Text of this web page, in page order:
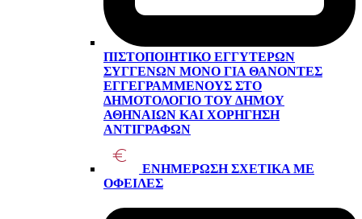
ΠΙΣΤΟΠΟΙΗΤΙΚΌ ΕΓΓΥΤΈΡΩΝ
ΣΥΓΓΕΝΏΝ ΜΌΝΟ ΓΙΑ ΘΑΝΌΝΤΕΣ
ΕΓΓΕΓΡΑΜΜΈΝΟΥΣ ΣΤΟ
ΔΗΜΟΤΟΛΌΓΙΟ ΤΟΥ ΔΉΜΟΥ
ΑΘΗΝΑΊΩΝ ΚΑΙ ΧΟΡΉΓΗΣΗ
ΑΝΤΙΓΡΆΦΩΝ
ΕΝΗΜΈΡΩΣΗ ΣΧΕΤΙΚΆ ΜΕ
ΟΦΕΙΛΈΣ